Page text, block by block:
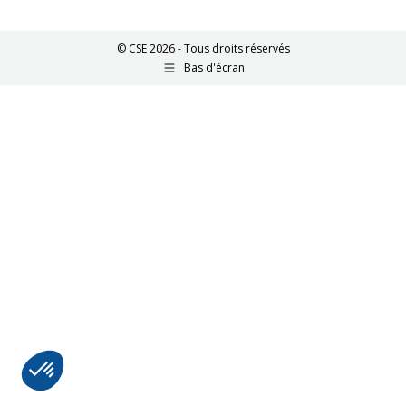
© CSE 2026 - Tous droits réservés
Bas d'écran